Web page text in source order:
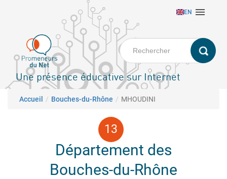
principal
EN 
Une présence éducative sur Internet
Fil d'Ariane
Accueil Bouches-du-Rhône MHOUDINI
Département des
Bouches-du-Rhône